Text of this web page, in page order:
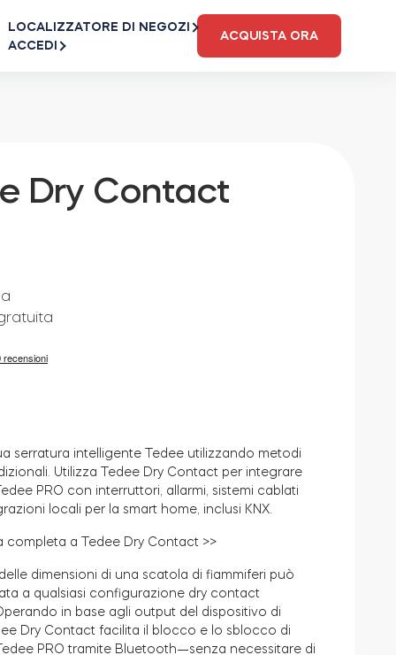
LOCALIZZATORE DI NEGOZI
ACCEDI
ACQUISTA ORA
Dry Contact
serratura intelligente Tedee utilizzando metodi
. Utilizza Tedee Dry Contact per integrare
PRO con interruttori, allarmi, sistemi cablati
locali per la smart home, inclusi KNX.
completa a Tedee Dry Contact >>
dimensioni di una scatola di fiammiferi può
a qualsiasi configurazione dry contact
in base agli output del dispositivo di
Dry Contact facilita il blocco e lo sblocco di
PRO tramite Bluetooth—senza necessitare di